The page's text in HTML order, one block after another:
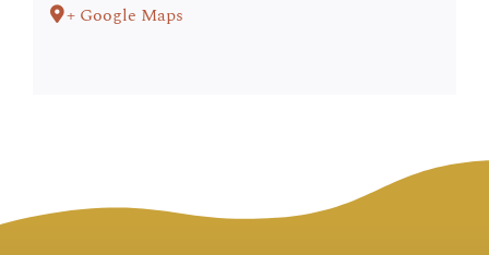
+ Google Maps